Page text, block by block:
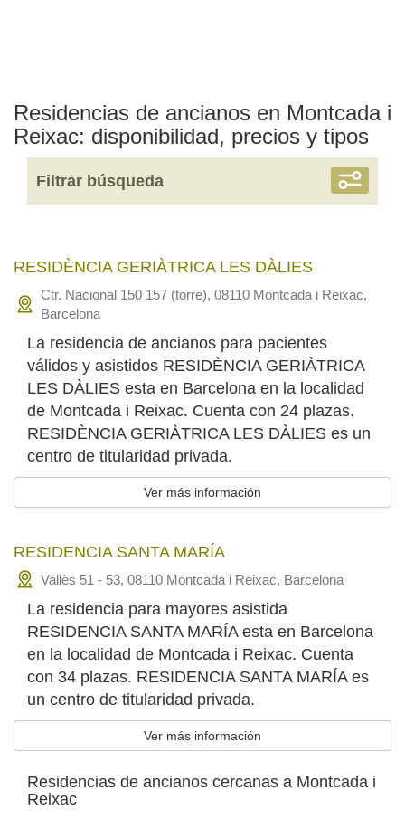
Residencias de ancianos en Montcada i
Reixac: disponibilidad, precios y tipos
Filtrar búsqueda
RESIDÈNCIA GERIÀTRICA LES DÀLIES
Ctr. Nacional 150 157 (torre), 08110 Montcada i Reixac,
Barcelona
La residencia de ancianos para pacientes
válidos y asistidos RESIDÈNCIA GERIÀTRICA
LES DÀLIES esta en Barcelona en la localidad
de Montcada i Reixac. Cuenta con 24 plazas.
RESIDÈNCIA GERIÀTRICA LES DÀLIES es un
centro de titularidad privada.
Ver más información
RESIDENCIA SANTA MARÍA
Vallès 51 - 53, 08110 Montcada i Reixac, Barcelona
La residencia para mayores asistida
RESIDENCIA SANTA MARÍA esta en Barcelona
en la localidad de Montcada i Reixac. Cuenta
con 34 plazas. RESIDENCIA SANTA MARÍA es
un centro de titularidad privada.
Ver más información
Residencias de ancianos cercanas a Montcada i
Reixac